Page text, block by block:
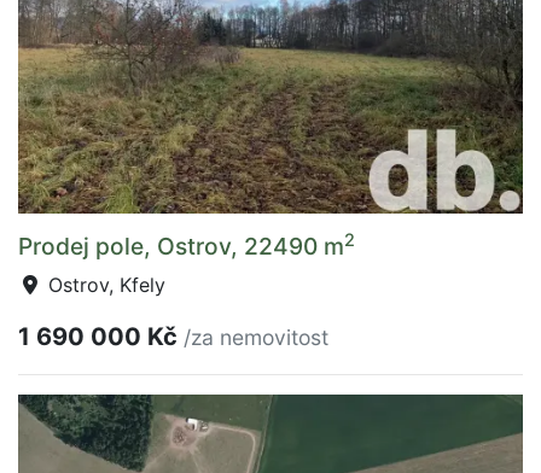
Prodej pole, Ostrov, 22490 m2
Ostrov, Kfely
1 690 000 Kč /za nemovitost